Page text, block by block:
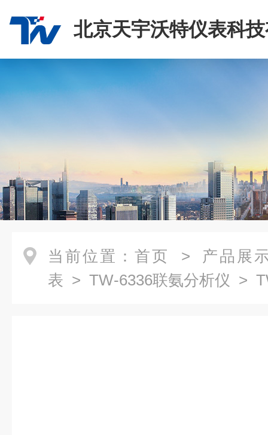
北京天宇沃特仪表科
司
当前位置： 首页 > 产品展
表 > TW-6336联氨分析仪 >